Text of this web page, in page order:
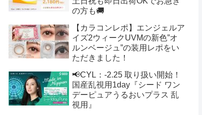
の方も🚚
【カラコンレポ】エンジェルア
イズ2ウィークUVMの新色”オ
ルンベージュ”の装用レポをい
ただきました！
📢CYL：-2.25 取り扱い開始！
国産乱視用1day『シード ワン
デーピュアうるおいプラス 乱
視用』